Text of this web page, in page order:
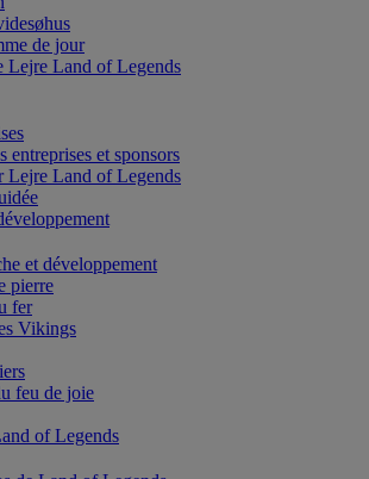
de jour
Lejre Land of Legends
entreprises et sponsors
Lejre Land of Legends
et développement
pierre
fer
Vikings
feu de joie
of Legends